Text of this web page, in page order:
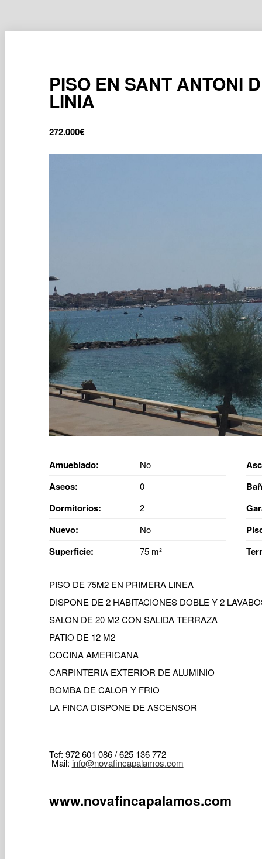
PISO EN SANT ANTONI
LINIA
272.000€
Amueblado: No
Aseos:
0
Dormitorios:
2
Nuevo:
No
Superficie:
75 m²
PISO DE 75M2 EN PRIMERA LINEA
DISPONE DE 2 HABITACIONES DOBLE Y 2
SALON DE 20 M2 CON SALIDA TERRAZA
PATIO DE 12 M2
COCINA AMERICANA
CARPINTERIA EXTERIOR DE ALUMINIO
BOMBA DE CALOR Y FRIO
LA FINCA DISPONE DE ASCENSOR
Tef: 972 601 086 / 625 136 772
Mail: info@novafincapalamos.com
www.novafincapalamos.com